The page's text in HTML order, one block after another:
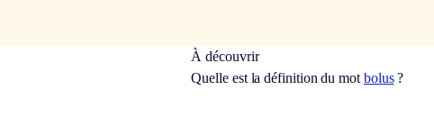
À découvrir
Quelle est la définition du mot bolus?